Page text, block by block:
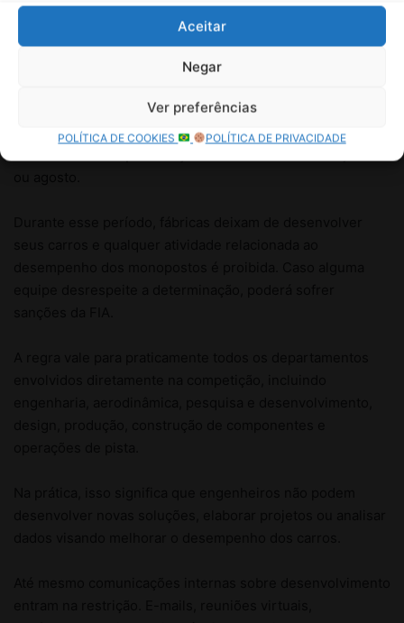
Aceitar
Negar
Ver preferências
POLÍTICA DE COOKIES POLÍTICA DE PRIVACIDADE